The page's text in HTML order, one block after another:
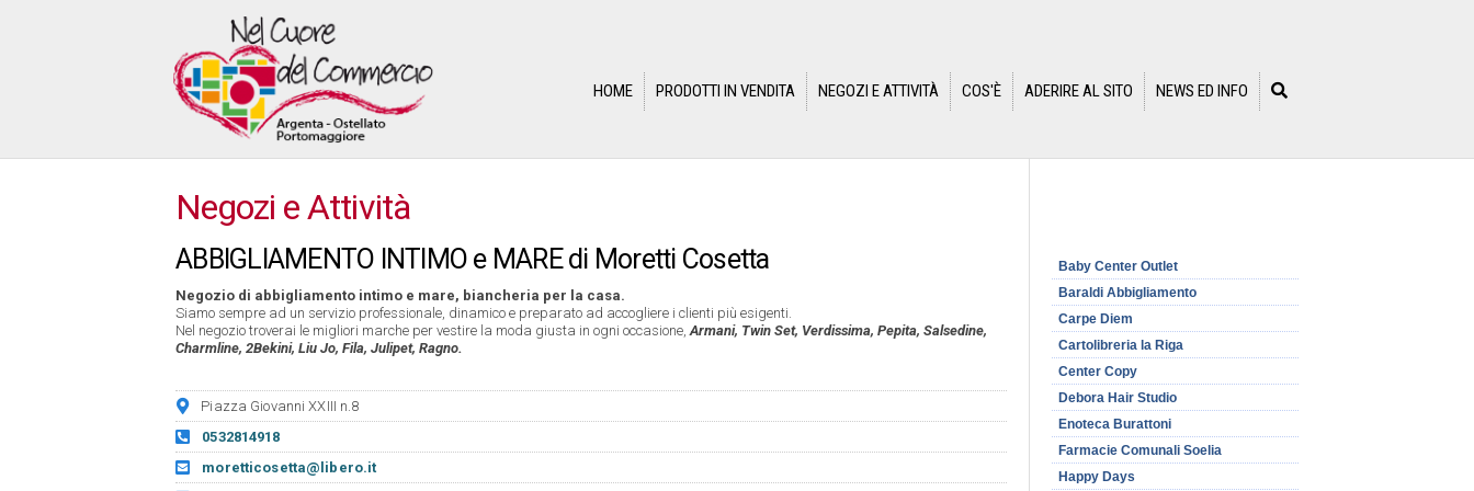
HOME PRODOTTI IN VENDITA NEGOZI E ATTIVITÀ COS'È ADERIRE AL SITO NEWS ED INFO
Negozi e Attività
ABBIGLIAMENTO INTIMO e MARE di Moretti Cosetta
Negozio di abbigliamento intimo e mare, biancheria per la casa.
Siamo sempre ad un servizio professionale, dinamico e preparato ad accogliere i clienti più esigenti.
Nel negozio troverai le migliori marche per vestire la moda giusta in ogni occasione,Armani, Twin Set, Verdissima, Pepita, Salsedine,
Charmline, 2Bekini, Liu Jo, Fila, Julipet, Ragno.
Piazza Giovanni XXIII n.8
0532814918
moretticosetta@libero.it
Baby Center Outlet
Baraldi Abbigliamento
Carpe Diem
Cartolibreria la Riga
Center Copy
Debora Hair Studio
Enoteca Burattoni
Farmacie Comunali Soelia
Happy Days